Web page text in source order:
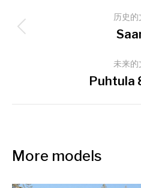
目
历史的
未来的
Puhtula
More models